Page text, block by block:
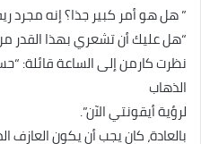
” هل هو أمر كبير جذا؟ إنه مجرد
“هل عليك أن تشعري بهذا القدر
نظرت كارمن إلى الساعة قائلة:
الذهاب
لرؤية أيقونتي الآن”.
بالعادة، كان يجب أن يكون